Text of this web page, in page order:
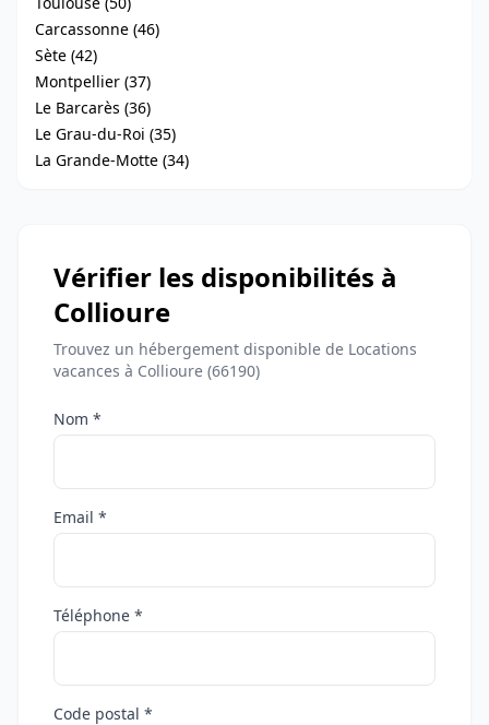
Carcassonne (46)
Sète (42)
Montpellier (37)
Le Barcarès (36)
Le Grau-du-Roi (35)
La Grande-Motte (34)
Vérifier les disponibilités à
Collioure
Trouvez un hébergement disponible de Locations
vacances à Collioure (66190)
Nom *
Email *
Téléphone *
Code postal *